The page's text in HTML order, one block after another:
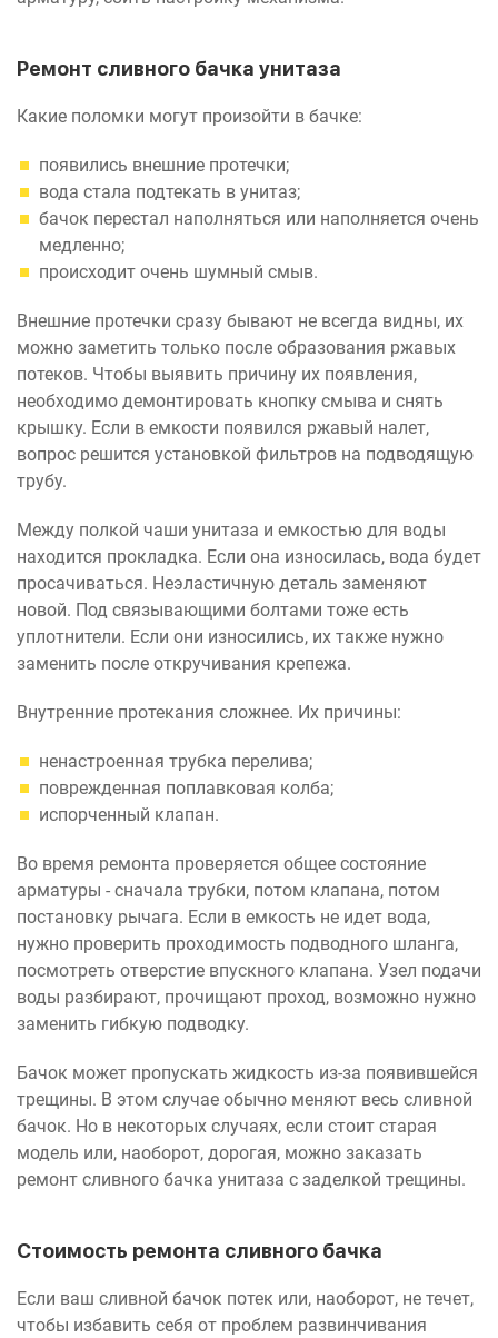
Ремонт сливного бачка унитаза
Какие поломки могут произойти в бачке:
появились внешние протечки;
вода стала подтекать в унитаз;
бачок перестал наполняться или наполняется очень
медленно;
происходит очень шумный смыв.
Внешние протечки сразу бывают не всегда видны, их
можно заметить только после образования ржавых
потеков. Чтобы выявить причину их появления,
необходимо демонтировать кнопку смыва и снять
крышку. Если в емкости появился ржавый налет,
вопрос решится установкой фильтров на подводящую
трубу.
Между полкой чаши унитаза и емкостью для воды
находится прокладка. Если она износилась, вода будет
просачиваться. Неэластичную деталь заменяют
новой. Под связывающими болтами тоже есть
уплотнители. Если они износились, их также нужно
заменить после откручивания крепежа.
Внутренние протекания сложнее. Их причины:
ненастроенная трубка перелива;
поврежденная поплавковая колба;
испорченный клапан.
Во время ремонта проверяется общее состояние
арматуры - сначала трубки, потом клапана, потом
постановку рычага. Если в емкость не идет вода,
нужно проверить проходимость подводного шланга,
посмотреть отверстие впускного клапана. Узел подачи
воды разбирают, прочищают проход, возможно нужно
заменить гибкую подводку.
Бачок может пропускать жидкость из-за появившейся
трещины. В этом случае обычно меняют весь сливной
бачок. Но в некоторых случаях, если стоит старая
модель или, наоборот, дорогая, можно заказать
ремонт сливного бачка унитаза с заделкой трещины.
Стоимость ремонта сливного бачка
Если ваш сливной бачок потек или, наоборот, не течет,
чтобы избавить себя от проблем развинчивания